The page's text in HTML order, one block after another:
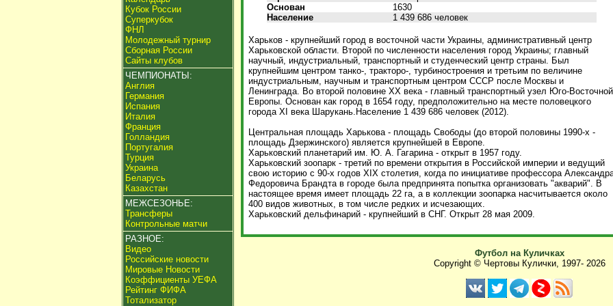
Кубок России
Суперкубок
ФНЛ
Молодежный турнир
Сборная России
Сайты клубов
ЧЕМПИОНАТЫ:
Англия
Германия
Испания
Италия
Франция
Голландия
Португалия
Турция
Украина
Беларусь
Казахстан
МЕЖСЕЗОНЬЕ:
Трансферы
Контрольные матчи
РАЗНОЕ:
Видео
Российские новости
Мировые Новости
Коэффициенты УЕФА
Рейтинг ФИФА
Тотализатор
Основан
1630
Население
1 439 686 человек
Харьков - крупнейший город в восточной части Украины, административный центр
Харьковской области. Второй по численности населения город Украины; главный
научный, индустриальный, транспортный и студенческий центр страны. Был
крупнейшим центром танко-, тракторо-, турбиностроения и третьим по величине
индустриальным, научным и транспортным центром СССР после Москвы и
Ленинграда. Во второй половине XX века - главный транспортный узел Юго-Восточной
Европы. Основан как город в 1654 году, предположительно на месте половецкого
города XI века Шарукань.Население 1 439 686 человек (2012).
Центральная площадь Харькова - площадь Свободы (до второй половины 1990-х -
площадь Дзержинского) является крупнейшей в Европе.
Харьковский планетарий им. Ю. А. Гагарина - открыт в 1957 году.
Харьковский зоопарк - третий по времени открытия в Российской империи и ведущий
свою историю с 90-х годов XIX столетия, когда по инициативе профессора
Федоровича Брандта в городе была предпринята попытка организовать "акварий". В
настоящее время имеет площадь 22 га, а в коллекции зоопарка насчитывается около
400 видов животных, в том числе редких и исчезающих.
Харьковский дельфинарий - крупнейший в СНГ. Открыт 28 мая 2009.
Футбол на Куличках
Copyright © Чертовы Кулички, 1997- 2026